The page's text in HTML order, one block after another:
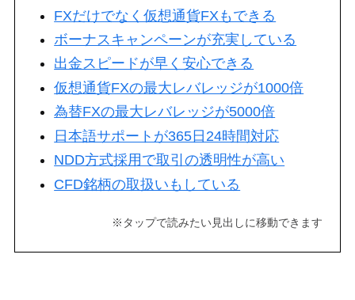
FXだけでなく仮想通貨FXもできる
ボーナスキャンペーンが充実している
出金スピードが早く安心できる
仮想通貨FXの最大レバレッジが1000倍
為替FXの最大レバレッジが5000倍
日本語サポートが365日24時間対応
NDD方式採用で取引の透明性が高い
CFD銘柄の取扱いもしている
※ タップで読みたい見出しに移動できます